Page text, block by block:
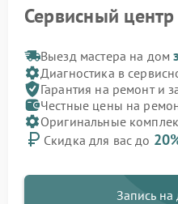
Сервисный центр
Выезд мастера на дом
Диагностика в
Гарантия на ремонт и
Честные цены на
Оригинальные
Скидка для вас до
Запись на